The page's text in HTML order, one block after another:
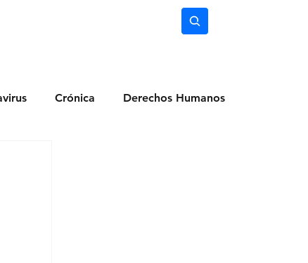
Crónica Derechos Humanos